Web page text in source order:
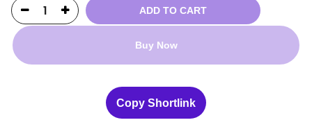
ADD TO CART
Buy Now
Copy Shortlink